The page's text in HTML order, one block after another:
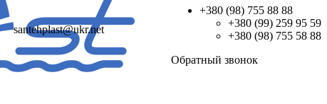
santehplast@ukr.net
+380 (98) 755 88 88
+380 (99) 259 95 59
+380 (98) 755 58 88
Обратный звонок